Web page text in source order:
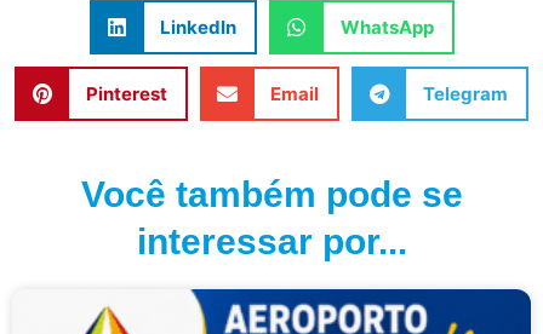
LinkedIn WhatsApp
Pinterest Email Telegram
Você também pode se
interessar por...